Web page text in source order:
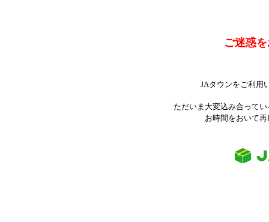
ご迷惑
JAタウンをご利用
ただいま大変込み合って
お時間をおいて